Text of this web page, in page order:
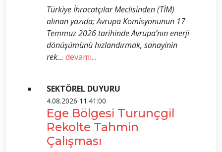
Türkiye İhracatçılar Meclisinden (TİM)
alınan yazıda; Avrupa Komisyonunun 17
Temmuz 2026 tarihinde Avrupa’nın enerji
dönüşümünü hızlandırmak, sanayinin
rek... devamı...
SEKTÖREL DUYURU
4.08.2026 11:41:00
Ege Bölgesi Turunçgil
Rekolte Tahmin
Çalışması